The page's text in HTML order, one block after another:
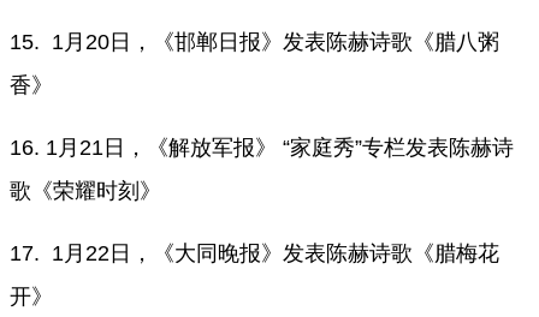
15. 1月20日，《邯郸日报》发表陈赫诗歌《腊八粥
香》
16. 1月21日，《解放军报》 “家庭秀”专栏发表陈赫诗
歌《荣耀时刻》
17. 1月22日，《大同晚报》发表陈赫诗歌《腊梅花
开》